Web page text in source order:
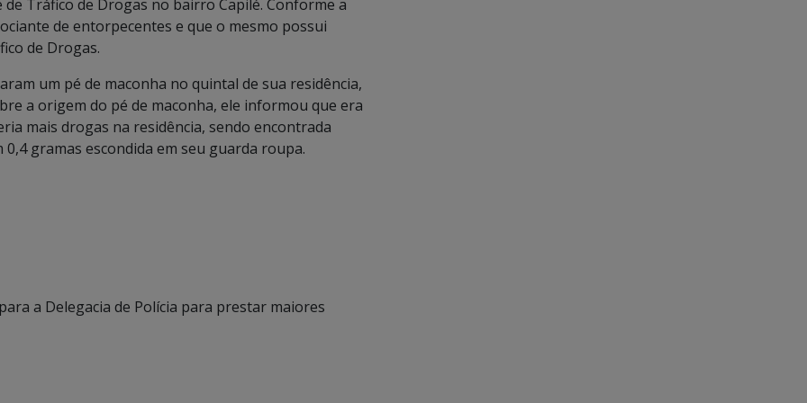
Tráfico de Drogas no bairro Capilé. Conforme a
de entorpecentes e que o mesmo possui
de Drogas.
um pé de maconha no quintal de sua residência,
a origem do pé de maconha, ele informou que era
mais drogas na residência, sendo encontrada
gramas escondida em seu guarda roupa.
a Delegacia de Polícia para prestar maiores